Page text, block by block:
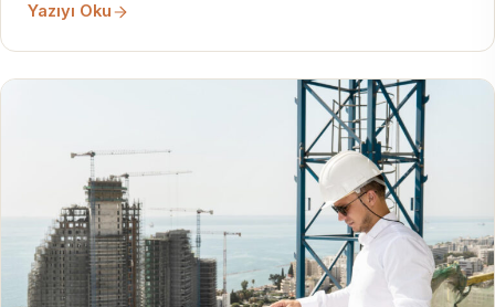
Yazıyı Oku